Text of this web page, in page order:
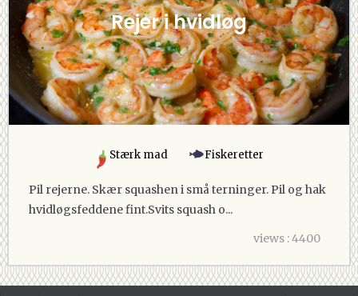
Rejer i hvidløg
Stærk mad Fiskeretter
Pil rejerne. Skær squashen i små terninger. Pil og hak
hvidløgsfeddene fint.Svits squash o...
views : 4400